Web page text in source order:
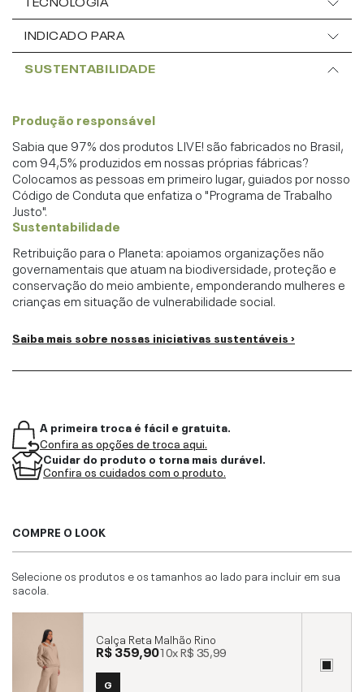
INDICADO PARA
SUSTENTABILIDADE
Produção responsável
Sabia que 97% dos produtos LIVE! são fabricados no Brasil,
com 94,5% produzidos em nossas próprias fábricas?
Colocamos as pessoas em primeiro lugar, guiados por nosso
Código de Conduta que enfatiza o "Programa de Trabalho
Justo".
Sustentabilidade
Retribuição para o Planeta: apoiamos organizações não
governamentais que atuam na biodiversidade, proteção e
conservação do meio ambiente, emponderando mulheres e
crianças em situação de vulnerabilidade social.
Saiba mais sobre nossas iniciativas sustentáveis ›
A primeira troca é fácil e gratuita.
Confira as opções de troca aqui.
Cuidar do produto o torna mais durável.
Confira os cuidados com o produto.
COMPRE O LOOK
Selecione os produtos e os tamanhos ao lado para incluir em sua
sacola.
Calça Reta Malhão Rino
R$ 359,9010xR$ 35,99
G